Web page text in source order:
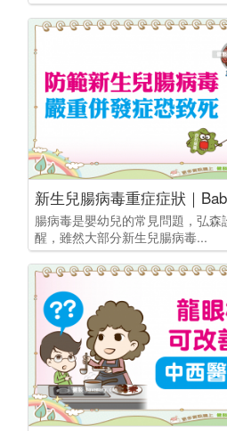
腸病毒是嬰幼兒的常見問題，弘森
醒，雖然大部分新生兒腸病毒...